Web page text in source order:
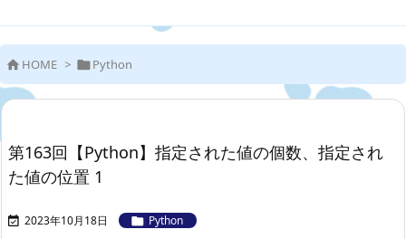
 HOME > Python
第163回【Python】指定された値の個数、指定され
た値の位置 1
 2023年10月18日  Python